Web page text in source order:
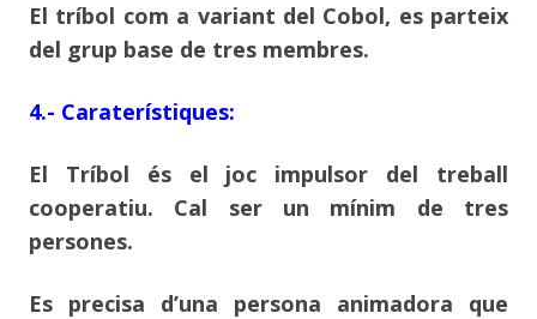
El tríbol com a variant del Cobol, es parteix
del grup base de tres membres.
4.- Caraterístiques:
El Tríbol és el joc impulsor del treball
cooperatiu. Cal ser un mínim de tres
persones.
Es precisa d’una persona animadora que